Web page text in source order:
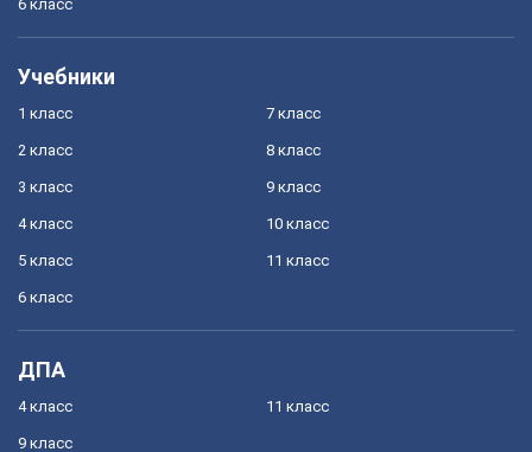
6 класс
Учебники
1 класс
2 класс
3 класс
4 класс
5 класс
6 класс
7 класс
8 класс
9 класс
10 класс
11 класс
ДПА
4 класс
9 класс
11 класс